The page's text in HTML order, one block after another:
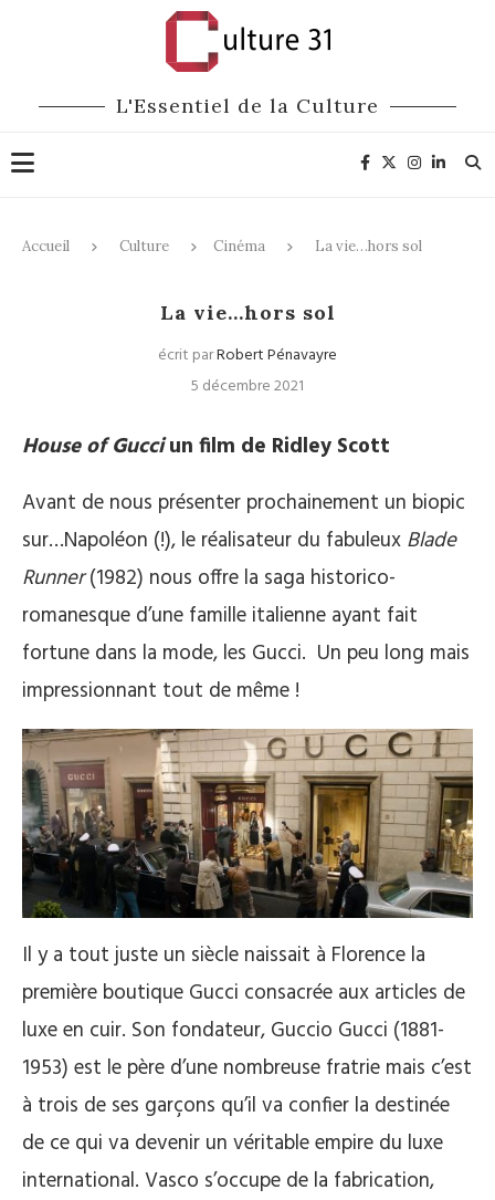
L'Essentiel de la Culture
Accueil Culture Cinéma La vie…hors sol
La vie…hors sol
écrit parRobert Pénavayre
5 décembre 2021
House of Gucciun film de Ridley Scott
Avant de nous présenter prochainement un biopic
sur…Napoléon (!), le réalisateur du fabuleux Blade
Runner(1982) nous offre la saga historico-
romanesque d’une famille italienne ayant fait
fortune dans la mode, les Gucci. Un peu long mais
impressionnant tout de même !
Il y a tout juste un siècle naissait à Florence la
première boutique Gucci consacrée aux articles de
luxe en cuir. Son fondateur, Guccio Gucci (1881-
1953) est le père d’une nombreuse fratrie mais c’est
à trois de ses garçons qu’il va confier la destinée
de ce qui va devenir un véritable empire du luxe
international. Vasco s’occupe de la fabrication,